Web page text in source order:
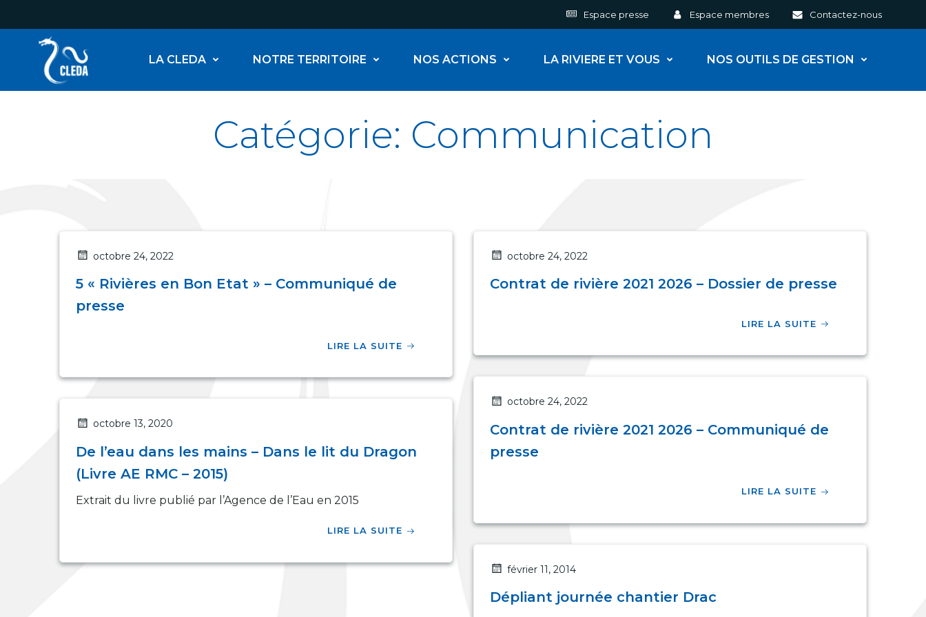
contenu
Espace presse Espace membres Contactez-nous
LA CLEDA NOTRE TERRITOIRE NOS ACTIONS LA RIVIERE ET VOUS NOS OUTILS DE GESTION
Catégorie: Communication
octobre 24, 2022
5 « Rivières en Bon Etat » – Communiqué de
presse
LIRE LA SUITE
octobre 24, 2022
Contrat de rivière 2021 2026 – Dossier de presse
LIRE LA SUITE
octobre 24, 2022
Contrat de rivière 2021 2026 – Communiqué de
presse
LIRE LA SUITE
octobre 13, 2020
De l’eau dans les mains – Dans le lit du Dragon
(Livre AE RMC – 2015)
Extrait du livre publié par l’Agence de l’Eau en 2015
LIRE LA SUITE
février 11, 2014
Dépliant journée chantier Drac